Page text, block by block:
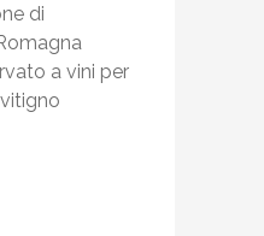
di
a vini per